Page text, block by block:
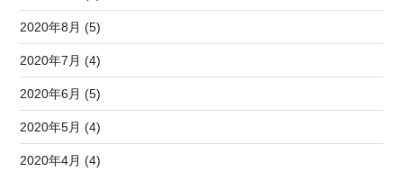
2020年8月 (5)
2020年7月 (4)
2020年6月 (5)
2020年5月 (4)
2020年4月 (4)